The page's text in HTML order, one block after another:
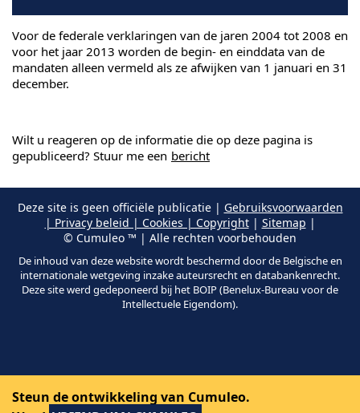
Voor de federale verklaringen van de jaren 2004 tot 2008 en
voor het jaar 2013 worden de begin- en einddata van de
mandaten alleen vermeld als ze afwijken van 1 januari en 31
december.
Wilt u reageren op de informatie die op deze pagina is
gepubliceerd? Stuur me een bericht
Deze site is geen officiële publicatie | Gebruiksvoorwaarden
| Privacy beleid | Cookies | Copyright| Sitemap |
© Cumuleo ™ | Alle rechten voorbehouden
De inhoud van deze website wordt beschermd door de Belgische en
internationale wetgeving inzake auteursrecht en databankenrecht.
Deze site werd gedeponeerd bij het BOIP (Benelux-Bureau voor de
Intellectuele Eigendom).
Steun de ontwikkeling van Cumuleo.